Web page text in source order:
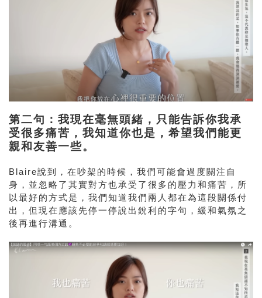
第二句：我現在毫無頭緒，只能告訴你我承
受很多痛苦，我知道你也是，希望我們能更
親和友善一些。
Blaire說到，在吵架的時候，我們可能會過度關注自
身，並忽略了其實對方也承受了很多的壓力和痛苦，所
以最好的方式是，我們知道我們兩人都在為這段關係付
出，但現在應該先停一停說出銳利的字句，緩和氣氛之
後再進行溝通。